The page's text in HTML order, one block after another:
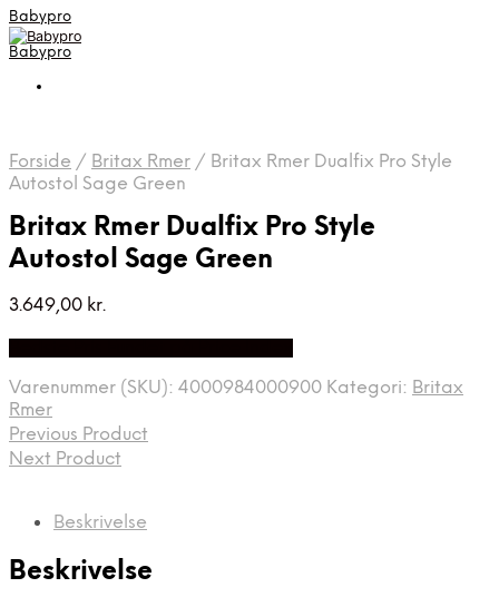
Babypro
Babypro
Forside / Britax Rmer / Britax Rmer Dualfix Pro Style
Autostol Sage Green
Britax Rmer Dualfix Pro Style
Autostol Sage Green
3.649,00 kr.
Varenummer (SKU): 4000984000900 Kategori: Britax
Rmer
Previous Product
Next Product
Beskrivelse
Beskrivelse